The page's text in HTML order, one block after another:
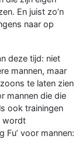
En juist zo’n
naar op
deze tijd: niet
mannen, maar
te laten zien
mannen die die
ook trainingen
wordt
Fu’ voor mannen: